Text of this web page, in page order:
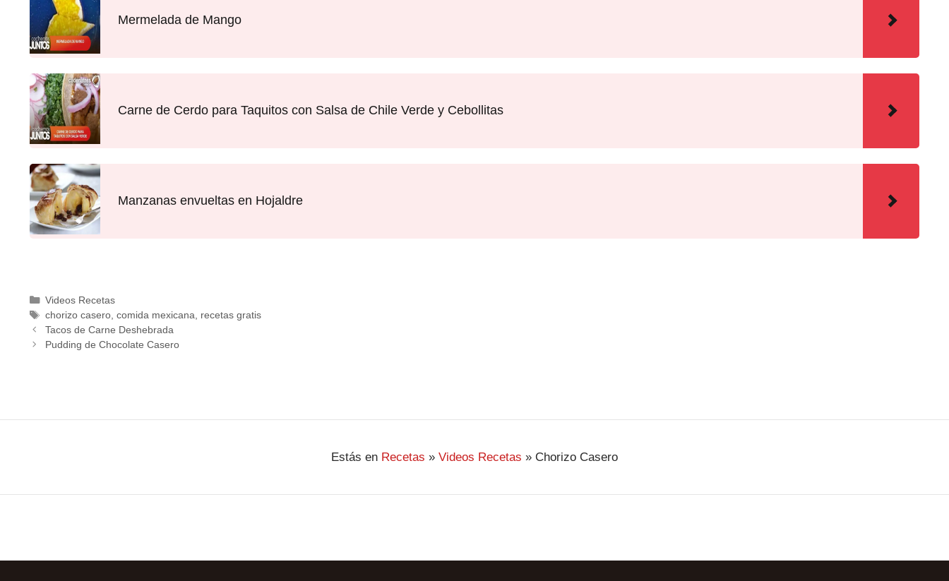
Mermelada de Mango
Carne de Cerdo para Taquitos con Salsa de Chile Verde y Cebollitas
Manzanas envueltas en Hojaldre
Videos Recetas
chorizo casero, comida mexicana
recetas gratis
Tacos de Carne Deshebrada
Pudding de Chocolate Casero
Estás en Recetas » Videos Recetas » Chorizo Casero